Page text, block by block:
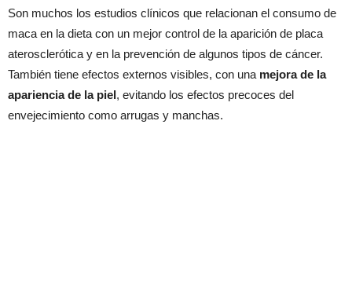
Son muchos los estudios clínicos que relacionan el consumo de
maca en la dieta con un mejor control de la aparición de placa
aterosclerótica y en la prevención de algunos tipos de cáncer.
También tiene efectos externos visibles, con una mejora de la
apariencia de la piel, evitando los efectos precoces del
envejecimiento como arrugas y manchas.